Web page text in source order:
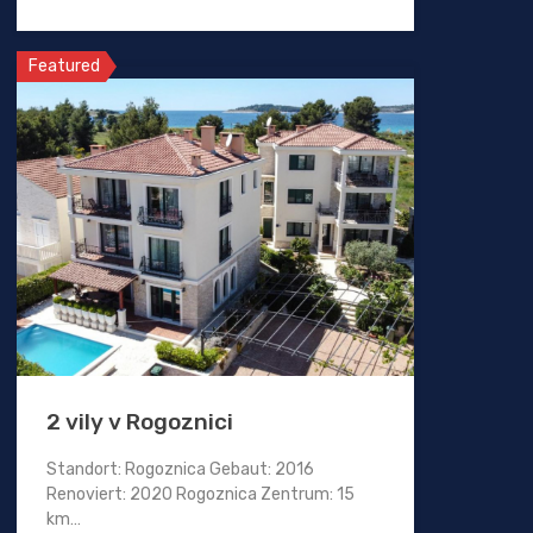
Featured
2 vily v Rogoznici
Standort: Rogoznica Gebaut: 2016
Renoviert: 2020 Rogoznica Zentrum: 15
km…